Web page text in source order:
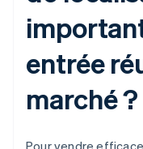
entrée
marché ?